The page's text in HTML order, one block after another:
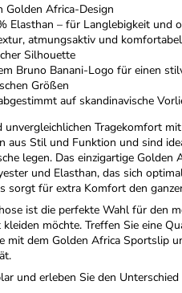
Golden Africa-Design
Elasthan – für Langlebigkeit und
atmungsaktiv und
Silhouette
Bruno Banani-Logo für einen
Größen
auf skandinavische
Tragekomfort
aus Stil und Funktion und sind
legen. Das einzigartige
und Elasthan, das sich
sorgt für extra Komfort den
ist die perfekte Wahl für den
möchte. Treffen Sie eine
mit dem Golden Africa Sportslip
und erleben Sie den